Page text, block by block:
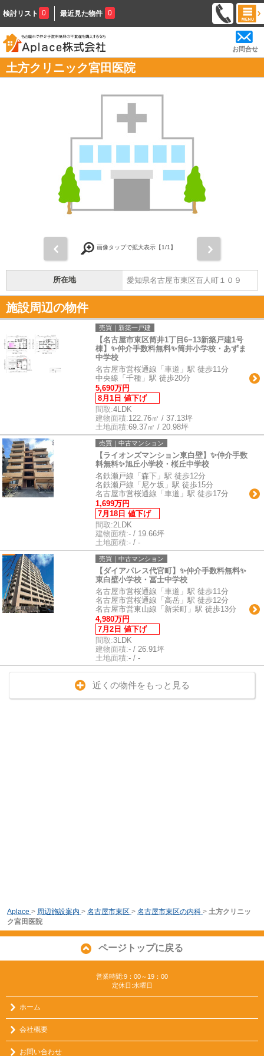
検討リスト 0 最近見た物件 0
お問合せ
土方クリニック宮田医院
画像タップで拡大表示【1/1】
所在地 愛知県名古屋市東区百人町１０９
施設周辺の物件
売買｜新築一戸建
【名古屋市東区筒井1丁目6−13新築戸建1号
棟】✨️仲介手数料無料✨️筒井小学校・あずま
中学校
名古屋市営桜通線「車道」駅 徒歩11分
中央線「千種」駅 徒歩20分
5,690万円
8月1日 値下げ
間取:4LDK
建物面積:122.76㎡ / 37.13坪
土地面積:69.37㎡ / 20.98坪
売買｜中古マンション
【ライオンズマンション東白壁】✨️仲介手数
料無料✨️旭丘小学校・桜丘中学校
名鉄瀬戸線「森下」駅 徒歩12分
名鉄瀬戸線「尼ケ坂」駅 徒歩15分
名古屋市営桜通線「車道」駅 徒歩17分
1,699万円
7月18日 値下げ
間取:2LDK
建物面積:- / 19.66坪
土地面積:- / -
売買｜中古マンション
【ダイアパレス代官町】✨️仲介手数料無料✨️
東白壁小学校・冨士中学校
名古屋市営桜通線「車道」駅 徒歩11分
名古屋市営桜通線「高岳」駅 徒歩12分
名古屋市営東山線「新栄町」駅 徒歩13分
4,980万円
7月2日 値下げ
間取:3LDK
建物面積:- / 26.91坪
土地面積:- / -
近くの物件をもっと見る
Aplace > 周辺施設案内 > 名古屋市東区 > 名古屋市東区の内科 > 土方クリニッ
ク宮田医院
ページトップに戻る
営業時間:9：00～19：00
定休日:水曜日
ホーム
会社概要
お問い合わせ